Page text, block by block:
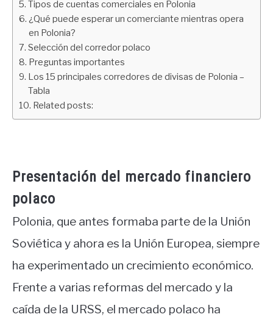
Tipos de cuentas comerciales en Polonia
¿Qué puede esperar un comerciante mientras opera
en Polonia?
Selección del corredor polaco
Preguntas importantes
Los 15 principales corredores de divisas de Polonia –
Tabla
Related posts:
Presentación del mercado financiero
polaco
Polonia, que antes formaba parte de la Unión
Soviética y ahora es la Unión Europea, siempre
ha experimentado un crecimiento económico.
Frente a varias reformas del mercado y la
caída de la URSS, el mercado polaco ha